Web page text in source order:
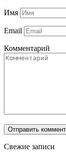
Имя
Email
Комментарий
Свежие записи